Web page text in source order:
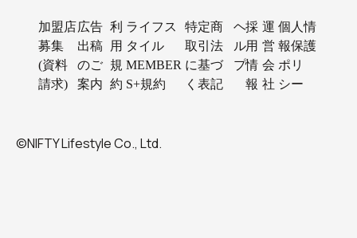
加盟店
募集
(資料
請求)
広告
出稿
のご
案内
利
用
規
約
ライフス
タイル
MEMBER
S+規約
特定商
取引法
に基づ
く表記
ヘ
ル
プ
採
用
情
報
運
営
会
社
個人情
報保護
ポリ
シー
©NIFTY Lifestyle Co., Ltd.